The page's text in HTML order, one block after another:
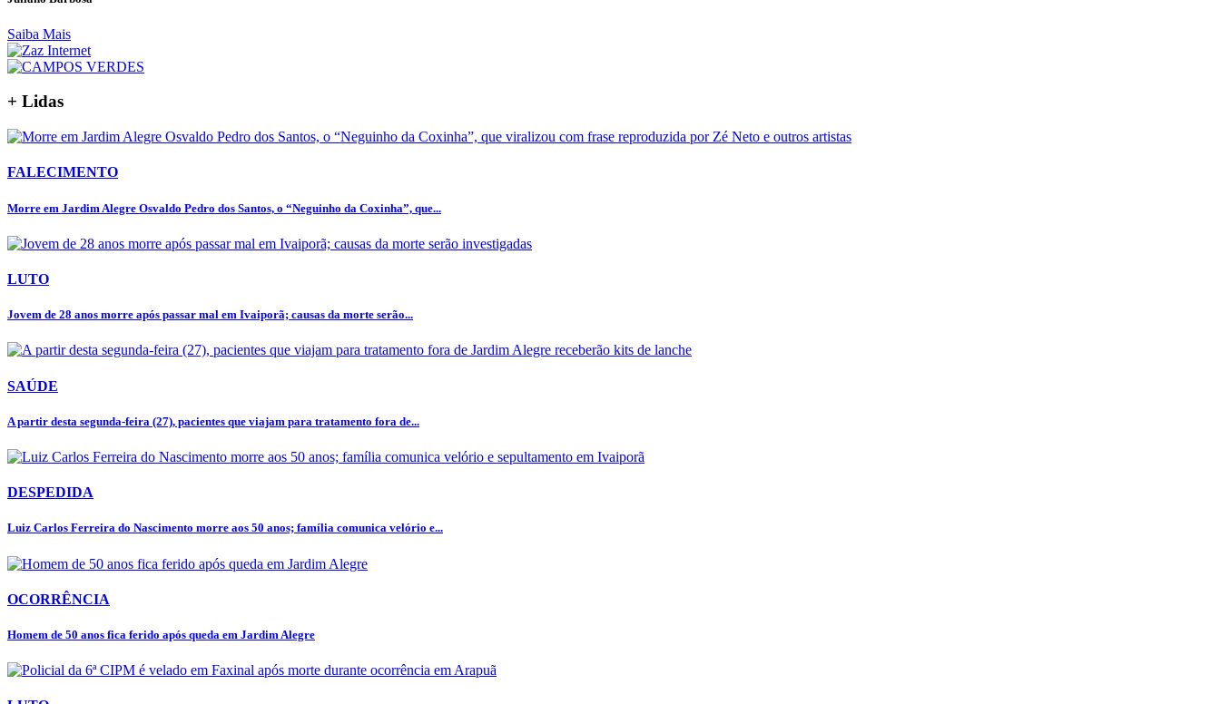
Saiba Mais
+ Lidas
FALECIMENTO
Morre em Jardim Alegre Osvaldo Pedro dos Santos, o “Neguinho da Coxinha”, que...
LUTO
Jovem de 28 anos morre após passar mal em Ivaiporã; causas da morte serão...
SAÚDE
A partir desta segunda-feira (27), pacientes que viajam para tratamento fora de...
DESPEDIDA
Luiz Carlos Ferreira do Nascimento morre aos 50 anos; família comunica velório e...
OCORRÊNCIA
Homem de 50 anos fica ferido após queda em Jardim Alegre